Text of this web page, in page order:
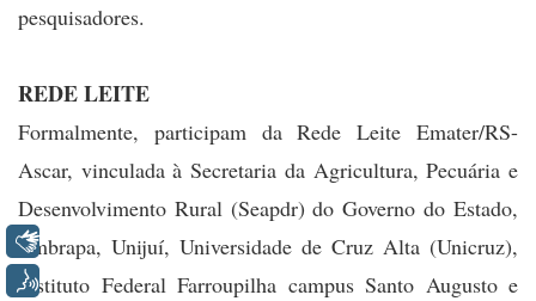
pesquisadores.
REDE LEITE
Formalmente, participam da Rede Leite Emater/RS-
Ascar, vinculada à Secretaria da Agricultura, Pecuária e
Desenvolvimento Rural (Seapdr) do Governo do Estado,
Embrapa, Unijuí, Universidade de Cruz Alta (Unicruz),
Instituto Federal Farroupilha campus Santo Augusto e
Libras
Voz